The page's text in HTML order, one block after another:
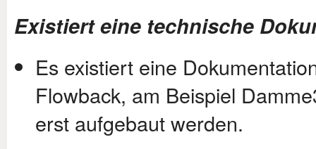
Existiert eine technische
Es existiert eine
Flowback, am Beispiel
erst aufgebaut werden.